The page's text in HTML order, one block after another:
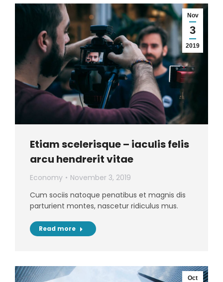
Nov
3
2019
Etiam scelerisque – iaculis felis
arcu hendrerit vitae
Economy
November 3, 2019
Cum sociis natoque penatibus et magnis dis
parturient montes, nascetur ridiculus mus.
Read more
Oct